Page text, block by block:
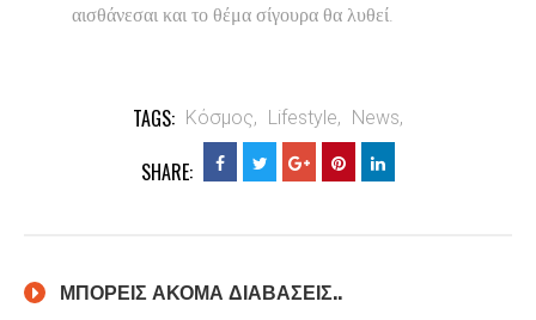
αισθάνεσαι και το θέμα σίγουρα θα λυθεί.
TAGS: Κόσμος, Lifestyle, News,
SHARE:
ΜΠΟΡΕΙΣ ΑΚΟΜΑ ΔΙΑΒΑΣΕΙΣ..